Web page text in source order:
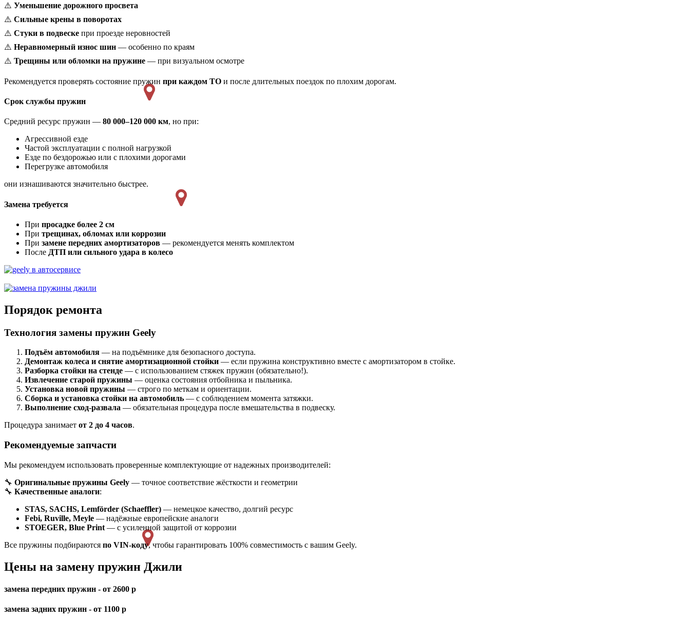
⚠️ Уменьшение дорожного просвета
⚠️ Сильные крены в поворотах
⚠️ Стуки в подвеске при проезде неровностей
⚠️ Неравномерный износ шин — особенно по краям
⚠️ Трещины или обломки на пружине — при визуальном осмотре
Рекомендуется проверять состояние пружин при каждом ТО и после длительных поездок по плохим дорогам.
Срок службы пружин
Средний ресурс пружин — 80 000–120 000 км, но при:
Агрессивной езде
Частой эксплуатации с полной нагрузкой
Езде по бездорожью или с плохими дорогами
Перегрузке автомобиля
они изнашиваются значительно быстрее.
Замена требуется
При просадке более 2 см
При трещинах, обломах или коррозии
При замене передних амортизаторов — рекомендуется менять комплектом
После ДТП или сильного удара в колесо
Порядок ремонта
Технология замены пружин Geely
Подъём автомобиля — на подъёмнике для безопасного доступа.
Демонтаж колеса и снятие амортизационной стойки — если пружина конструктивно вместе с амортизатором в стойке.
Разборка стойки на стенде — с использованием стяжек пружин (обязательно!).
Извлечение старой пружины — оценка состояния отбойника и пыльника.
Установка новой пружины — строго по меткам и ориентации.
Сборка и установка стойки на автомобиль — с соблюдением момента затяжки.
Выполнение сход-развала — обязательная процедура после вмешательства в подвеску.
Процедура занимает от 2 до 4 часов.
Рекомендуемые запчасти
Мы рекомендуем использовать проверенные комплектующие от надежных производителей:
🔧 Оригинальные пружины Geely — точное соответствие жёсткости и геометрии
🔧 Качественные аналоги:
STAS, SACHS, Lemförder (Schaeffler) — немецкое качество, долгий ресурс
Febi, Ruville, Meyle — надёжные европейские аналоги
STOEGER, Blue Print — с усиленной защитой от коррозии
Все пружины подбираются по VIN-коду, чтобы гарантировать 100% совместимость с вашим Geely.
Цены на замену пружин Джили
замена передних пружин - от 2600 р
замена задних пружин - от 1100 р